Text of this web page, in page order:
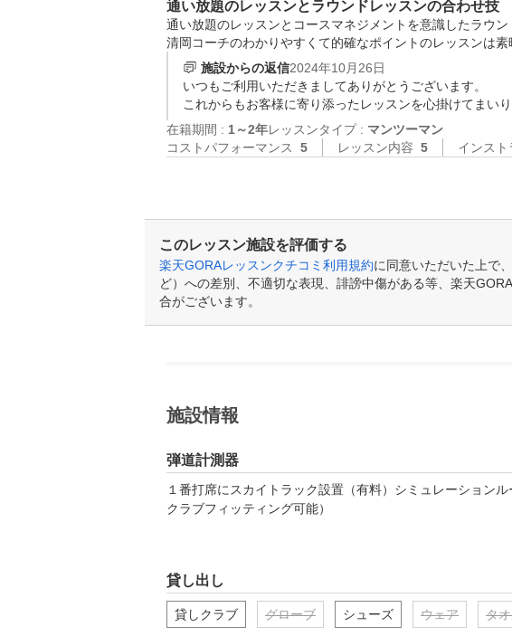
通い放題のレッスンとラウンドレッスンの合わせ技
通い放題のレッスンとコースマネジメントを意識したラウ
清岡コーチのわかりやすくて的確なポイントのレッスンは素
施設からの返信2024年10月26日
いつもご利用いただきましてありがとうございます。
これからもお客様に寄り添ったレッスンを心掛けてまいり
在籍期間 : 1～2年レッスンタイプ : マンツーマン
コストパフォーマンス
5 レッスン内容 5 インスト
このレッスン施設を評価する
楽天GORAレッスンクチコミ利用規約に同意いただいた上で
ど）への差別、不適切な表現、誹謗中傷がある等、楽天
合がございます。
施設情報
弾道計測器
１番打席にスカイトラック設置（有料）シミュレーション
クラブフィッティング可能）
貸し出し
貸しクラブ グローブ シューズ ウェア タ